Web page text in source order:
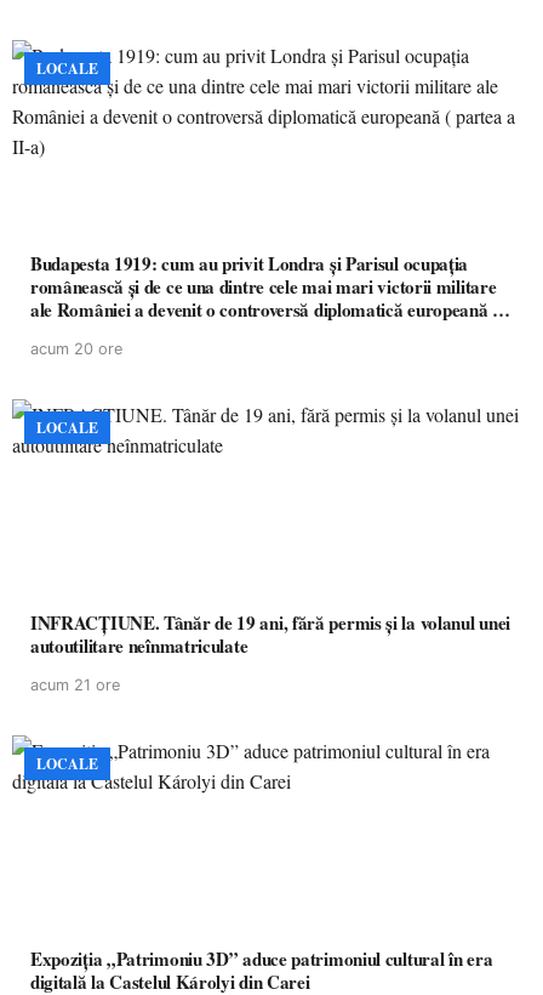
LOCALE
Budapesta 1919: cum au privit Londra și Parisul ocupația
românească și de ce una dintre cele mai mari victorii militare
ale României a devenit o controversă diplomatică europeană (
acum 20 ore
LOCALE
INFRACȚIUNE. Tânăr de 19 ani, fără permis și la volanul unei
autoutilitare neînmatriculate
acum 21 ore
LOCALE
Expoziția „Patrimoniu 3D” aduce patrimoniul cultural în era
digitală la Castelul Károlyi din Carei